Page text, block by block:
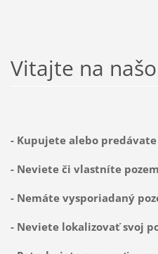
Vitajte na
- Kupujete alebo
- Neviete či vlastníte
- Nemáte vysporiadaný
- Neviete lokalizovať svoj